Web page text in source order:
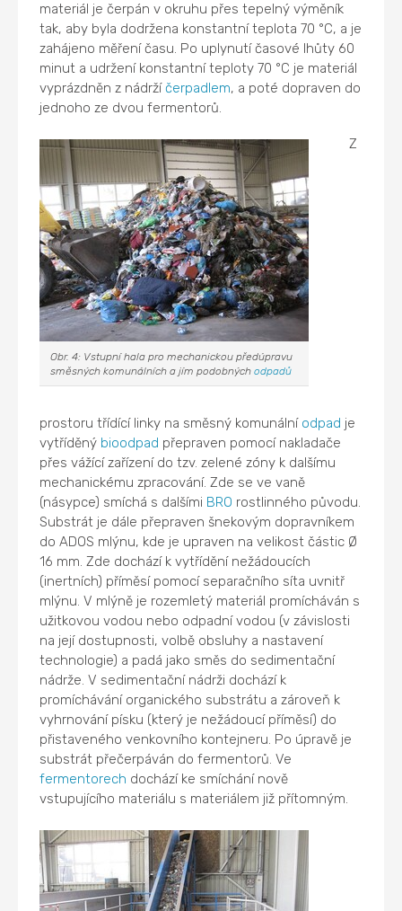
materiál je čerpán v okruhu přes tepelný výměník
tak, aby byla dodržena konstantní teplota 70 °C, a je
zahájeno měření času. Po uplynutí časové lhůty 60
minut a udržení konstantní teploty 70 °C je materiál
vyprázdněn z nádržíčerpadlem, a poté dopraven do
jednoho ze dvou fermentorů.
Obr. 4: Vstupní hala pro mechanickou předúpravu
směsných komunálních a jím podobnýchodpadů
Z
prostoru třídící linky na směsný komunální odpad je
vytříděný bioodpad přepraven pomocí nakladače
přes vážící zařízení do tzv. zelené zóny k dalšímu
mechanickému zpracování. Zde se ve vaně
(násypce) smíchá s dalšími BRO rostlinného původu.
Substrát je dále přepraven šnekovým dopravníkem
do ADOS mlýnu, kde je upraven na velikost částic Ø
16 mm. Zde dochází k vytřídění nežádoucích
(inertních) příměsí pomocí separačního síta uvnitř
mlýnu. V mlýně je rozemletý materiál promícháván s
užitkovou vodou nebo odpadní vodou (v závislosti
na její dostupnosti, volbě obsluhy a nastavení
technologie) a padá jako směs do sedimentační
nádrže. V sedimentační nádrži dochází k
promíchávání organického substrátu a zároveň k
vyhrnování písku (který je nežádoucí příměsí) do
přistaveného venkovního kontejneru. Po úpravě je
substrát přečerpáván do fermentorů. Ve
fermentorech dochází ke smíchání nově
vstupujícího materiálu s materiálem již přítomným.